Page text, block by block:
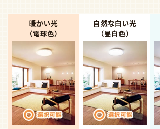
暖かい光
（電球色）
自然な白い光
（昼白色）